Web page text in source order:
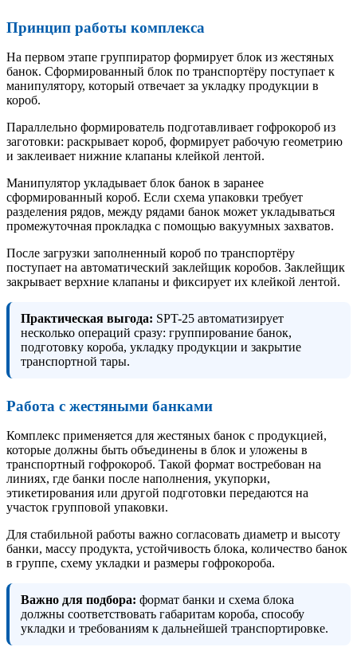
Принцип работы комплекса
На первом этапе группиратор формирует блок из жестяных
банок. Сформированный блок по транспортёру поступает к
манипулятору, который отвечает за укладку продукции в
короб.
Параллельно формирователь подготавливает гофрокороб из
заготовки: раскрывает короб, формирует рабочую геометрию
и заклеивает нижние клапаны клейкой лентой.
Манипулятор укладывает блок банок в заранее
сформированный короб. Если схема упаковки требует
разделения рядов, между рядами банок может укладываться
промежуточная прокладка с помощью вакуумных захватов.
После загрузки заполненный короб по транспортёру
поступает на автоматический заклейщик коробов. Заклейщик
закрывает верхние клапаны и фиксирует их клейкой лентой.
Практическая выгода: SPT-25 автоматизирует
несколько операций сразу: группирование банок,
подготовку короба, укладку продукции и закрытие
транспортной тары.
Работа с жестяными банками
Комплекс применяется для жестяных банок с продукцией,
которые должны быть объединены в блок и уложены в
транспортный гофрокороб. Такой формат востребован на
линиях, где банки после наполнения, укупорки,
этикетирования или другой подготовки передаются на
участок групповой упаковки.
Для стабильной работы важно согласовать диаметр и высоту
банки, массу продукта, устойчивость блока, количество банок
в группе, схему укладки и размеры гофрокороба.
Важно для подбора: формат банки и схема блока
должны соответствовать габаритам короба, способу
укладки и требованиям к дальнейшей транспортировке.